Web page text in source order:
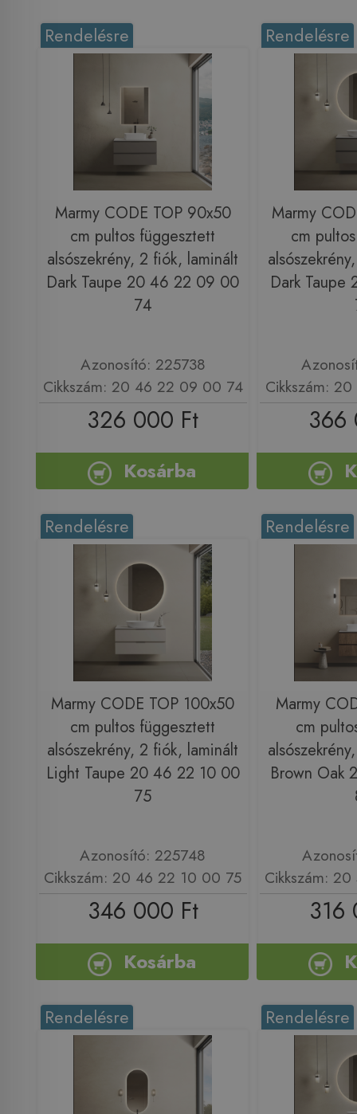
Rendelésre
Marmy CODE TOP 90x50
cm pultos függesztett
alsószekrény, 2 fiók, laminált
Dark Taupe 20 46 22 09 00
74
Azonosító: 225738
Cikkszám: 20 46 22 09 00 74
326 000 Ft
Kosárba
Rendelésre
Marmy
cm
Dark
Cikkszám:
366
Rendelésre
Marmy CODE TOP 100x50
cm pultos függesztett
alsószekrény, 2 fiók, laminált
Light Taupe 20 46 22 10 00
75
Azonosító: 225748
Cikkszám: 20 46 22 10 00 75
346 000 Ft
Kosárba
Rendelésre
Marmy
cm
Brown Oak
Cikkszám:
316
Rendelésre Rendelésre